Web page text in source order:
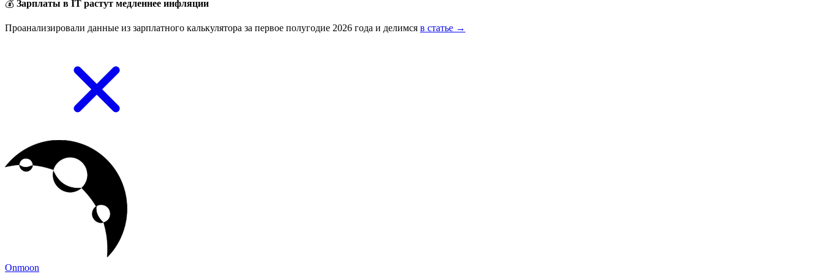
💰 Зарплаты в IT растут медленнее инфляции
Проанализировали данные из зарплатного калькулятора за первое полугодие 2026 года и делимся в статье →
Onmoon